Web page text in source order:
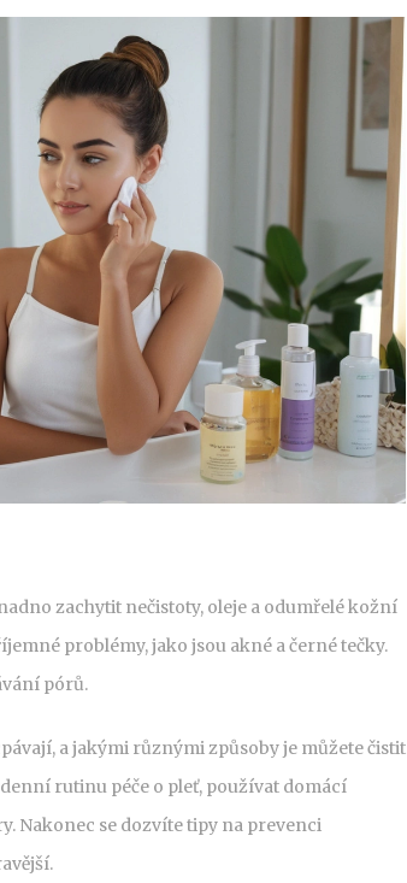
zachytit nečistoty, oleje a odumřelé kožní
problémy, jako jsou akné a černé tečky.
pórů.
a jakými různými způsoby je můžete čistit
rutinu péče o pleť, používat domácí
Nakonec se dozvíte tipy na prevenci